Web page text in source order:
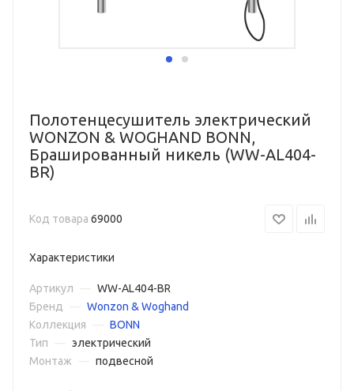
Полотенцесушитель электрический
WONZON & WOGHAND BONN,
Брашированный никель (WW-AL404-
BR)
Код товара 69000
Характеристики
Артикул
WW-AL404-BR
Бренд
Wonzon & Woghand
Коллекция
BONN
Тип
электрический
Монтаж
подвесной